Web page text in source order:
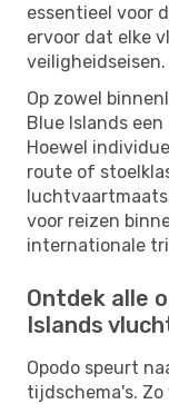
essentieel voor
ervoor dat elke
veiligheidseisen.
Op zowel
Blue Islands
Hoewel
route of
voor reizen
internationale
Ontdek alle
Islands
Opodo speurt
tijdschema's.